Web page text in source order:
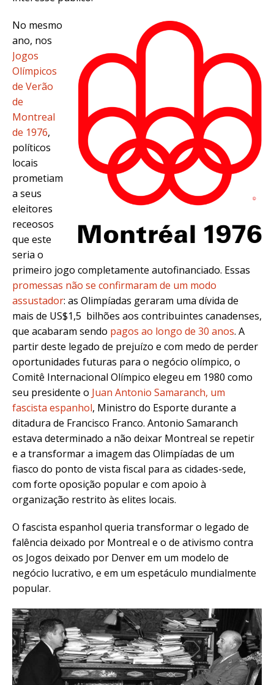
No mesmo
ano, nos
Jogos
Olímpicos
de Verão
de
Montreal
de 1976,
políticos
locais
prometiam
a seus
eleitores
receosos
que este
seria o
primeiro jogo completamente autofinanciado. Essas
promessas não se confirmaram de um modo
assustador: as Olimpíadas geraram uma dívida de
mais de US$1,5 bilhões aos contribuintes canadenses,
que acabaram sendo pagos ao longo de 30 anos. A
partir deste legado de prejuízo e com medo de perder
oportunidades futuras para o negócio olímpico, o
Comitê Internacional Olímpico elegeu em 1980 como
seu presidente o Juan Antonio Samaranch, um
fascista espanhol, Ministro do Esporte durante a
ditadura de Francisco Franco. Antonio Samaranch
estava determinado a não deixar Montreal se repetir
e a transformar a imagem das Olimpíadas de um
fiasco do ponto de vista fiscal para as cidades-sede,
com forte oposição popular e com apoio à
organização restrito às elites locais.
O fascista espanhol queria transformar o legado de
falência deixado por Montreal e o de ativismo contra
os Jogos deixado por Denver em um modelo de
negócio lucrativo, e em um espetáculo mundialmente
popular.